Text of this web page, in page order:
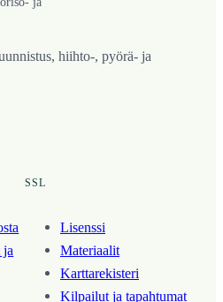
hiihto-, pyörä- ja
ja
SSL
Lisenssi
Materiaalit
Karttarekisteri
Kilpailut ja tapahtumat